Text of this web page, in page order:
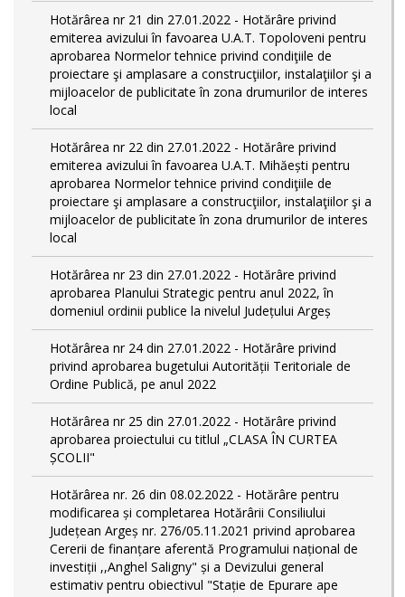
Hotărârea nr 21 din 27.01.2022 - Hotărâre privind
emiterea avizului în favoarea U.A.T. Topoloveni pentru
aprobarea Normelor tehnice privind condiţiile de
proiectare şi amplasare a construcţiilor, instalaţiilor şi a
mijloacelor de publicitate în zona drumurilor de interes
local
Hotărârea nr 22 din 27.01.2022 - Hotărâre privind
emiterea avizului în favoarea U.A.T. Mihăești pentru
aprobarea Normelor tehnice privind condiţiile de
proiectare şi amplasare a construcţiilor, instalaţiilor şi a
mijloacelor de publicitate în zona drumurilor de interes
local
Hotărârea nr 23 din 27.01.2022 - Hotărâre privind
aprobarea Planului Strategic pentru anul 2022, în
domeniul ordinii publice la nivelul Județului Argeș
Hotărârea nr 24 din 27.01.2022 - Hotărâre privind
privind aprobarea bugetului Autorității Teritoriale de
Ordine Publică, pe anul 2022
Hotărârea nr 25 din 27.01.2022 - Hotărâre privind
aprobarea proiectului cu titlul „CLASA ÎN CURTEA
ȘCOLII"
Hotărârea nr. 26 din 08.02.2022 - Hotărâre pentru
modificarea și completarea Hotărârii Consiliului
Județean Argeș nr. 276/05.11.2021 privind aprobarea
Cererii de finanțare aferentă Programului național de
investiții ,,Anghel Saligny" și a Devizului general
estimativ pentru obiectivul "Stație de Epurare ape